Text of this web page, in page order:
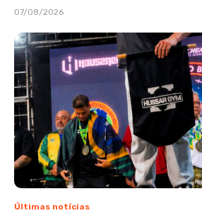
07/08/2026
Últimas notícias